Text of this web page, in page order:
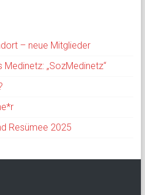
– neue Mitglieder
„SozMedinetz“
Resümee 2025